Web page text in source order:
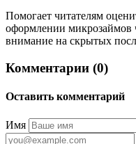
Помогает читателям
оформлении микрозаймов
внимание на скрытых
Комментарии (0)
Оставить комментарий
Имя